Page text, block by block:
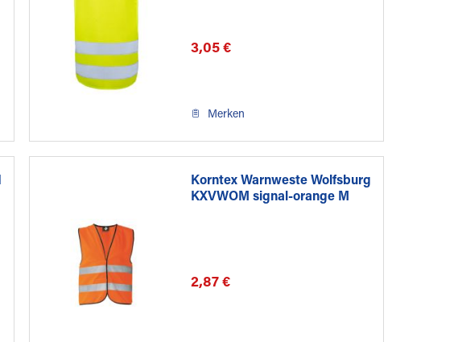
3,05 €
Merken
Korntex Warnweste Wolfsburg
KXVWOM signal-orange M
2,87 €